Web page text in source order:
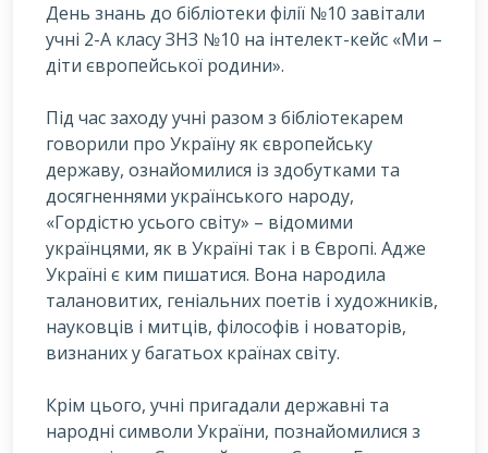
День знань до бібліотеки філії №10 завітали
учні 2-А класу ЗНЗ №10 на інтелект-кейс «Ми –
діти європейської родини».
Під час заходу учні разом з бібліотекарем
говорили про Україну як європейську
державу, ознайомилися із здобутками та
досягненнями українського народу,
«Гордістю усього світу» – відомими
українцями, як в Україні так і в Європі. Адже
Україні є ким пишатися. Вона народила
талановитих, геніальних поетів і художників,
науковців і митців, філософів і новаторів,
визнаних у багатьох країнах світу.
Крім цього, учні пригадали державні та
народні символи України, познайомилися з